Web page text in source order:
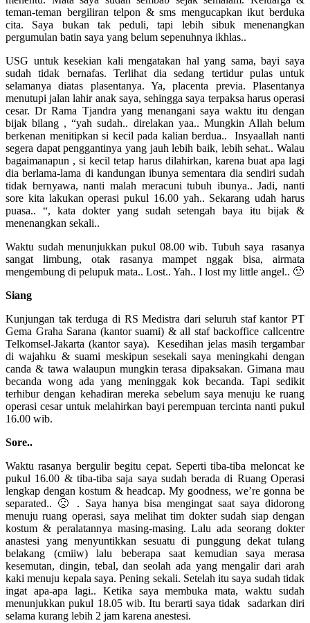
teman-teman bergiliran telpon & sms mengucapkan ikut berduka
cita. Saya bukan tak peduli, tapi lebih sibuk menenangkan
pergumulan batin saya yang belum sepenuhnya ikhlas..
USG untuk kesekian kali mengatakan hal yang sama, bayi saya
sudah tidak bernafas. Terlihat dia sedang tertidur pulas untuk
selamanya diatas plasentanya. Ya, placenta previa. Plasentanya
menutupi jalan lahir anak saya, sehingga saya terpaksa harus operasi
cesar. Dr Rama Tjandra yang menangani saya waktu itu dengan
bijak bilang , “yah sudah.. direlakan yaa.. Mungkin Allah belum
berkenan menitipkan si kecil pada kalian berdua.. Insyaallah nanti
segera dapat penggantinya yang jauh lebih baik, lebih sehat.. Walau
bagaimanapun , si kecil tetap harus dilahirkan, karena buat apa lagi
dia berlama-lama di kandungan ibunya sementara dia sendiri sudah
tidak bernyawa, nanti malah meracuni tubuh ibunya.. Jadi, nanti
sore kita lakukan operasi pukul 16.00 yah.. Sekarang udah harus
puasa.. “, kata dokter yang sudah setengah baya itu bijak &
menenangkan sekali..
Waktu sudah menunjukkan pukul 08.00 wib. Tubuh saya rasanya
sangat limbung, otak rasanya mampet nggak bisa, airmata
mengembung di pelupuk mata.. Lost.. Yah.. I lost my little angel.. 🙁
Siang
Kunjungan tak terduga di RS Medistra dari seluruh staf kantor PT
Gema Graha Sarana (kantor suami) & all staf backoffice callcentre
Telkomsel-Jakarta (kantor saya). Kesedihan jelas masih tergambar
di wajahku & suami meskipun sesekali saya meningkahi dengan
canda & tawa walaupun mungkin terasa dipaksakan. Gimana mau
becanda wong ada yang meninggak kok becanda. Tapi sedikit
terhibur dengan kehadiran mereka sebelum saya menuju ke ruang
operasi cesar untuk melahirkan bayi perempuan tercinta nanti pukul
16.00 wib.
Sore..
Waktu rasanya bergulir begitu cepat. Seperti tiba-tiba meloncat ke
pukul 16.00 & tiba-tiba saja saya sudah berada di Ruang Operasi
lengkap dengan kostum & headcap. My goodness, we’re gonna be
separated.. 🙁 . Saya hanya bisa mengingat saat saya didorong
menuju ruang operasi, saya melihat tim dokter sudah siap dengan
kostum & peralatannya masing-masing. Lalu ada seorang dokter
anastesi yang menyuntikkan sesuatu di punggung dekat tulang
belakang (cmiiw) lalu beberapa saat kemudian saya merasa
kesemutan, dingin, tebal, dan seolah ada yang mengalir dari arah
kaki menuju kepala saya. Pening sekali. Setelah itu saya sudah tidak
ingat apa-apa lagi.. Ketika saya membuka mata, waktu sudah
menunjukkan pukul 18.05 wib. Itu berarti saya tidak sadarkan diri
selama kurang lebih 2 jam karena anestesi.